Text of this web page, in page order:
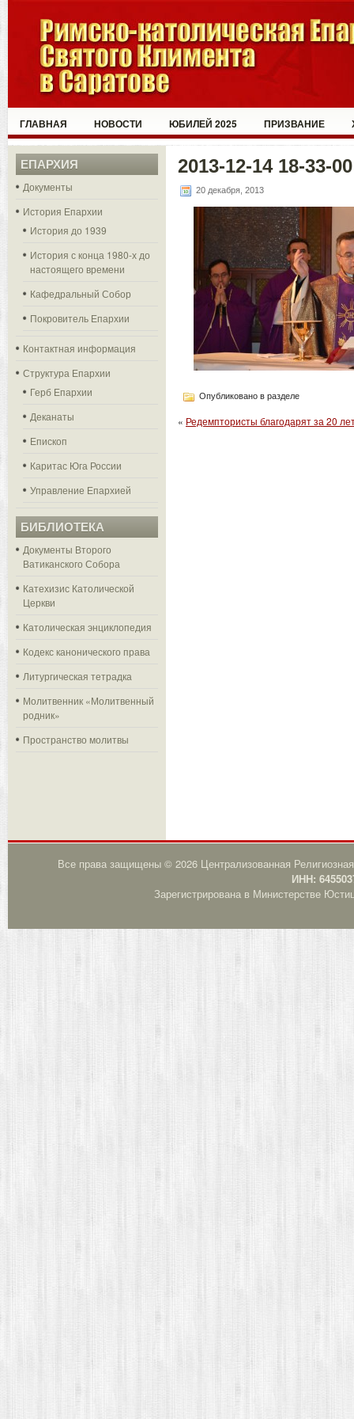
ГЛАВНАЯ НОВОСТИ ЮБИЛЕЙ 2025 ПРИЗВАНИЕ
ЕПАРХИЯ
Документы
История Епархии
История до 1939
История с конца 1980-х до
настоящего времени
Кафедральный Собор
Покровитель Епархии
Контактная информация
Структура Епархии
Герб Епархии
Деканаты
Епископ
Каритас Юга России
Управление Епархией
БИБЛИОТЕКА
Документы Второго
Ватиканского Собора
Катехизис Католической
Церкви
Католическая энциклопедия
Кодекс канонического права
Литургическая тетрадка
Молитвенник «Молитвенный
родник»
Пространство молитвы
2013-12-14 18-33-00
20 декабря, 2013
Опубликовано в разделе
« Редемптористы благодарят за 20
Все права защищены © 2026 Централизованная
ИНН:
Зарегистрирована в Министерстве